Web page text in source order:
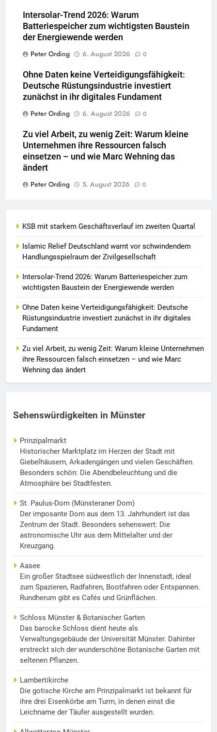
Intersolar-Trend 2026: Warum
Batteriespeicher zum wichtigsten Baustein
der Energiewende werden
Peter Ording
6. August 2026 0
Ohne Daten keine Verteidigungsfähigkeit:
Deutsche Rüstungsindustrie investiert
zunächst in ihr digitales Fundament
Peter Ording
6. August 2026 0
Zu viel Arbeit, zu wenig Zeit: Warum kleine
Unternehmen ihre Ressourcen falsch
einsetzen – und wie Marc Wehning das
ändert
Peter Ording
5. August 2026 0
KSB mit starkem Geschäftsverlauf im zweiten Quartal
Islamic Relief Deutschland warnt vor schwindendem
Handlungsspielraum der Zivilgesellschaft
Intersolar-Trend 2026: Warum Batteriespeicher zum
wichtigsten Baustein der Energiewende werden
Ohne Daten keine Verteidigungsfähigkeit: Deutsche
Rüstungsindustrie investiert zunächst in ihr digitales
Fundament
Zu viel Arbeit, zu wenig Zeit: Warum kleine Unternehmen
ihre Ressourcen falsch einsetzen – und wie Marc
Wehning das ändert
Sehenswürdigkeiten in Münster
Prinzipalmarkt
Historischer Marktplatz im Herzen der Stadt mit
Giebelhäusern, Arkadengängen und vielen Geschäften.
Besonders schön: Die Abendbeleuchtung und die
Atmosphäre bei Stadtfesten.
St. Paulus-Dom (Münsteraner Dom)
Der imposante Dom aus dem 13. Jahrhundert ist das
Zentrum der Stadt. Besonders sehenswert: Die
astronomische Uhr aus dem Mittelalter und der
Kreuzgang.
Aasee
Ein großer Stadtsee südwestlich der Innenstadt, ideal
zum Spazieren, Radfahren, Bootfahren oder Entspannen.
Rundherum gibt es Cafés und Grünflächen.
Schloss Münster & Botanischer Garten
Das barocke Schloss dient heute als
Verwaltungsgebäude der Universität Münster. Dahinter
erstreckt sich der wunderschöne Botanische Garten mit
seltenen Pflanzen.
Lambertikirche
Die gotische Kirche am Prinzipalmarkt ist bekannt für
ihre drei Eisenkörbe am Turm, in denen einst die
Leichname der Täufer ausgestellt wurden.